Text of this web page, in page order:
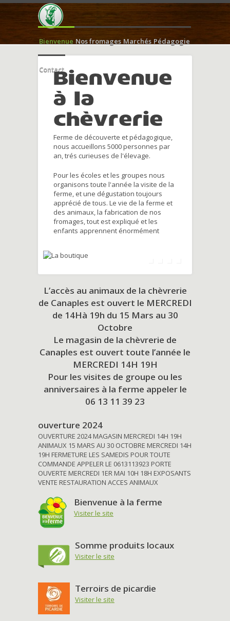
Bienvenue Nos fromages Marchés Pédagogie
ContactBienvenue
à la
chèvrerie
Ferme de découverte et pédagogique,
nous accueillons 5000 personnes par
an, trés curieuses de l'élevage.
Pour les écoles et les groupes nous
organisons toute l'année la visite de la
ferme, et une dégustation toujours
apprécié de tous. Le vie de la ferme et
des animaux, la fabrication de nos
fromages, tout est expliqué et les
enfants apprennent énormément
L’accès au animaux de la chèvrerie
de Canaples est ouvert le MERCREDI
de 14Hà 19h du 15 Mars au 30
Octobre
Le magasin de la chèvrerie de
Canaples est ouvert toute l’année le
MERCREDI 14H 19H
Pour les visites de groupe ou les
anniversaires à la ferme appeler le
06 13 11 39 23
ouverture 2024
OUVERTURE 2024 MAGASIN MERCREDI 14H 19H
ANIMAUX 15 MARS AU 30 OCTOBRE MERCREDI 14H
19H FERMETURE LES SAMEDIS POUR TOUTE
COMMANDE APPELER LE 0613113923 PORTE
OUVERTE MERCREDI 1ER MAI 10H 18H EXPOSANTS
VENTE RESTAURATION ACCES ANIMAUX
Bienvenue à la ferme
Visiter le site
Somme produits locaux
Visiter le site
Terroirs de picardie
Visiter le site